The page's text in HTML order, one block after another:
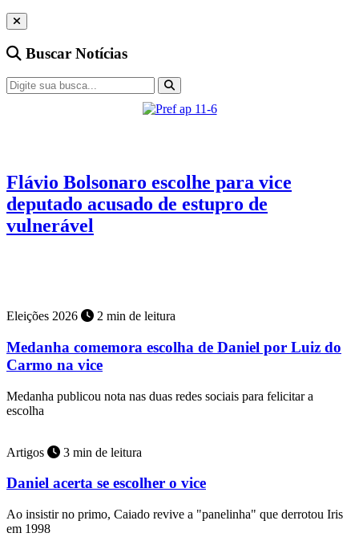
Buscar Notícias
Flávio Bolsonaro escolhe para vice
deputado acusado de estupro de
vulnerável
Eleições 2026 2 min de leitura
Medanha comemora escolha de Daniel por Luiz do
Carmo na vice
Medanha publicou nota nas duas redes sociais para felicitar a
escolha
Artigos 3 min de leitura
Daniel acerta se escolher o vice
Ao insistir no primo, Caiado revive a "panelinha" que derrotou Iris
em 1998